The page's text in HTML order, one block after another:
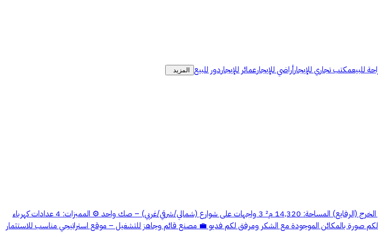
للبيعمكتب تجاري للإيجارأراضي للإيجارعمائر للإيجاردور للبيع المزيد
السلام عليكم ورحمة الله وبركاته دويرة نجد العقارية تعلن عن: للبيع مصنع جرانيت ورخام – طريق الخرج (الرفايع) المساحة: 14,320 م² 3 واجهات على شوارع (شمالي/شرقي/غربي) – صك واحد ⚙️ المميزات: 4 عدادات كهرباء
معالجة مكائن جرانيت ورخام مكاتب إدارية دورين 10 مواقف ومرفق لكم صورة بالمكائن الموجودة مع الشكر ومرفق لكم فديو 💼 مصنع قائم وجاهز للتشغيل – موقع استراتيجي مناسب للاستثمار